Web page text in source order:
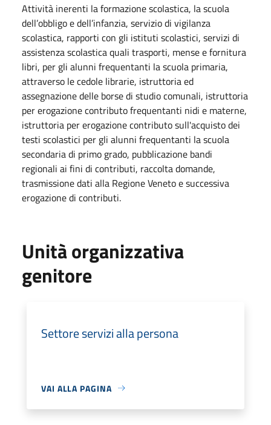
Attività inerenti la formazione scolastica, la scuola
dell’obbligo e dell’infanzia, servizio di vigilanza
scolastica, rapporti con gli istituti scolastici, servizi di
assistenza scolastica quali trasporti, mense e fornitura
libri, per gli alunni frequentanti la scuola primaria,
attraverso le cedole librarie, istruttoria ed
assegnazione delle borse di studio comunali, istruttoria
per erogazione contributo frequentanti nidi e materne,
istruttoria per erogazione contributo sull'acquisto dei
testi scolastici per gli alunni frequentanti la scuola
secondaria di primo grado, pubblicazione bandi
regionali ai fini di contributi, raccolta domande,
trasmissione dati alla Regione Veneto e successiva
erogazione di contributi.
Unità organizzativa
genitore
Settore servizi alla persona
VAI ALLA PAGINA